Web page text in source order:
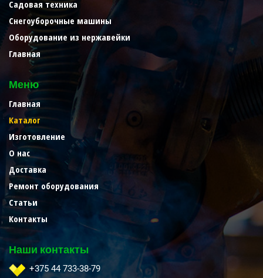
Садовая техника
Снегоуборочные машины
Оборудование из нержавейки
Главная
Меню
Главная
Каталог
Изготовление
О нас
Доставка
Ремонт оборудования
Статьи
Контакты
Наши контакты
+375 44 733-38-79